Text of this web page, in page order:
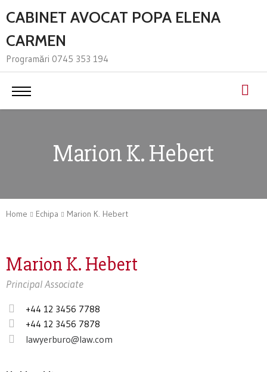
CABINET AVOCAT POPA ELENA
CARMEN
Programări 0745 353 194
Marion K. Hebert
Home Echipa Marion K. Hebert
Marion K. Hebert
Principal Associate
+44 12 3456 7788
+44 12 3456 7878
lawyerburo@law.com